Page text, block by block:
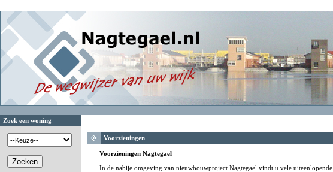
Zoek een woning
Voorzieningen
Voorzieningen Nagtegael
In de nabije omgeving van nieuwbouwproject Nagtegael vindt u vele uiteenlopende